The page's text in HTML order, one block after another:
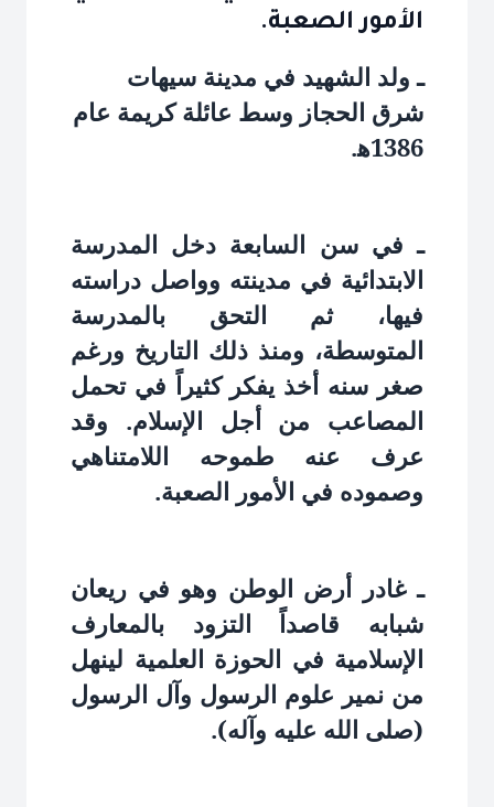
الأمور الصعبة.
ـ ولد الشهيد في مدينة سيهات
شرق الحجاز وسط عائلة كريمة عام
1386ﻫ.
ـ في سن السابعة دخل المدرسة
الابتدائية في مدينته وواصل دراسته
فيها، ثم التحق بالمدرسة
المتوسطة، ومنذ ذلك التاريخ ورغم
صغر سنه أخذ يفكر كثيراً في تحمل
المصاعب من أجل الإسلام. وقد
عرف عنه طموحه اللامتناهي
وصموده في الأمور الصعبة.
ـ غادر أرض الوطن وهو في ريعان
شبابه قاصداً التزود بالمعارف
الإسلامية في الحوزة العلمية لينهل
من نمير علوم الرسول وآل الرسول
(صلى الله عليه وآله).